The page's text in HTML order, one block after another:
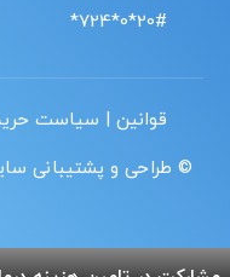
20#*0*724*
قوانین | سیاست
© طراحی و پشتیبانی